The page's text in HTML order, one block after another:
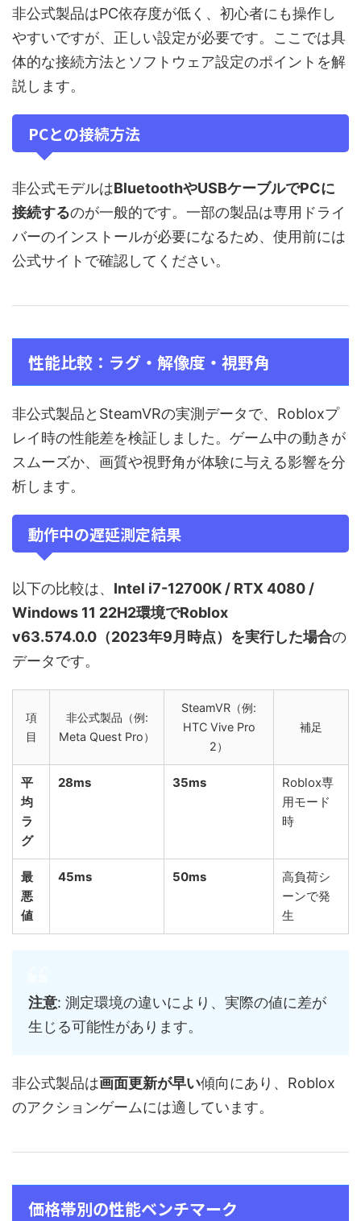
非公式製品はPC依存度が低く、初心者にも操作し
やすいですが、正しい設定が必要です。ここでは具
体的な接続方法とソフトウェア設定のポイントを解
説します。
PCとの接続方法
非公式モデルはBluetoothやUSBケーブルでPCに
接続するのが一般的です。一部の製品は専用ドライ
バーのインストールが必要になるため、使用前には
公式サイトで確認してください。
性能比較：ラグ・解像度・視野角
非公式製品とSteamVRの実測データで、Robloxプ
レイ時の性能差を検証しました。ゲーム中の動きが
スムーズか、画質や視野角が体験に与える影響を分
析します。
動作中の遅延測定結果
以下の比較は、 Intel i7-12700K / RTX 4080 /
Windows 11 22H2環境でRoblox
v63.574.0.0（2023年9月時点）を実行した場合の
データです。
項
目
非公式製品（例:
Meta Quest Pro）
SteamVR（例:
HTC Vive Pro
2）
補足
平
均
ラ
グ
28ms 35ms
Roblox専
用モード
時
最
悪
値
45ms 50ms
高負荷シ
ーンで発
生
注意: 測定環境の違いにより、実際の値に差が
生じる可能性があります。
非公式製品は画面更新が早い傾向にあり、Roblox
のアクションゲームには適しています。
価格帯別の性能ベンチマーク